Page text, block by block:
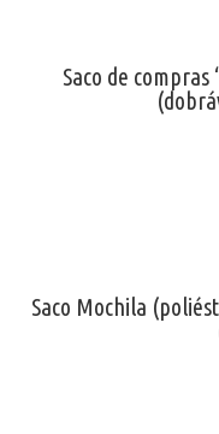
Saco de
Saco Mochila